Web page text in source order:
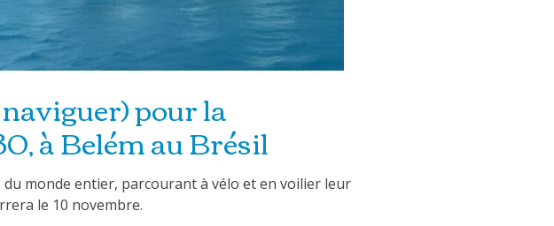
pour la
à Belém au Brésil
du monde entier, parcourant à vélo et en voilier leur
le 10 novembre.